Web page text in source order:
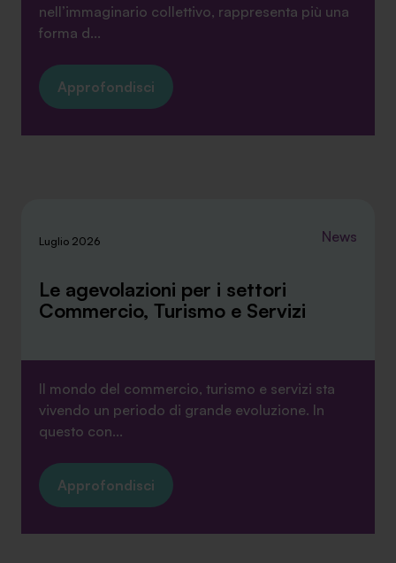
nell’immaginario collettivo, rappresenta più una
forma d...
Approfondisci
Luglio 2026 News
Le agevolazioni per i settori
Commercio, Turismo e Servizi
Il mondo del commercio, turismo e servizi sta
vivendo un periodo di grande evoluzione. In
questo con...
Approfondisci